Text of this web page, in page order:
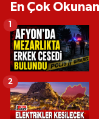
En Çok
1
2